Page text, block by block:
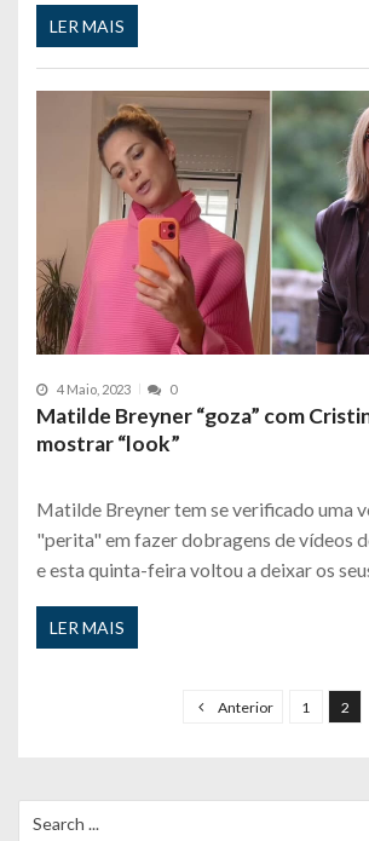
LER MAIS
4 Maio, 2023 0
Matilde Breyner “goza” com
mostrar “look”
Matilde Breyner tem se verificado uma
"perita" em fazer dobragens de vídeos
e esta quinta-feira voltou a deixar os
LER MAIS
n
Anterior 1 2
for: